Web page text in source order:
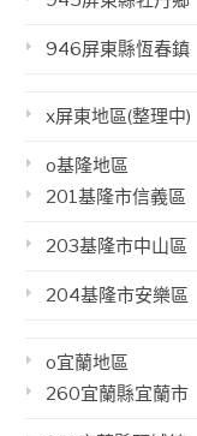
946屏東縣恆春鎮
x屏東地區(整理中)
o基隆地區
201基隆市信義區
203基隆市中山區
204基隆市安樂區
o宜蘭地區
260宜蘭縣宜蘭市